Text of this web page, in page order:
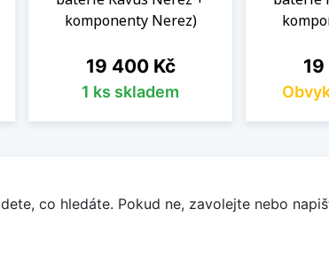
komponenty Nerez)
Cena
19 400 Kč
1 ks skladem
co hledáte. Pokud ne, zavolejte nebo